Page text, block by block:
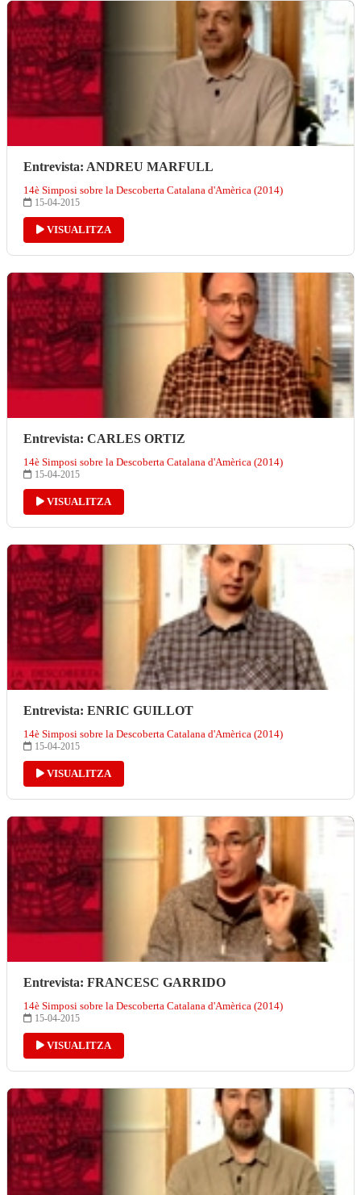
Entrevista: ANDREU MARFULL
14è Simposi sobre la Descoberta Catalana d'Amèrica (2014)
15-04-2015
VISUALITZA
Entrevista: CARLES ORTIZ
14è Simposi sobre la Descoberta Catalana d'Amèrica (2014)
15-04-2015
VISUALITZA
Entrevista: ENRIC GUILLOT
14è Simposi sobre la Descoberta Catalana d'Amèrica (2014)
15-04-2015
VISUALITZA
Entrevista: FRANCESC GARRIDO
14è Simposi sobre la Descoberta Catalana d'Amèrica (2014)
15-04-2015
VISUALITZA